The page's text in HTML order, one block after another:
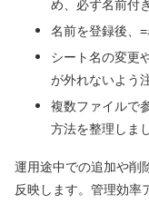
め、必ず名前付
名前を登録後、
シート名の変更
が外れないよう
複数ファイルで
方法を整理しま
運用途中での追加や削
反映します。管理効率